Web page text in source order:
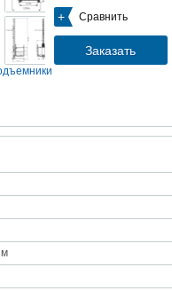
торговой наценки!
700-02 на склад в Спб. Купите
НБУ 700-02 предназначен
емкостей и соответствует
оборудования BRANO
ТОПОЛЬ
Тополь 300
в наличии на складе.
Minor Escalera по цене
на складе.
Сравнить
Заказать